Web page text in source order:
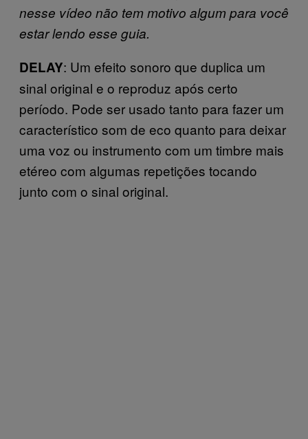
nesse vídeo não tem motivo algum para você
estar lendo esse guia.
DELAY: Um efeito sonoro que duplica um
sinal original e o reproduz após certo
período. Pode ser usado tanto para fazer um
característico som de eco quanto para deixar
uma voz ou instrumento com um timbre mais
etéreo com algumas repetições tocando
junto com o sinal original.